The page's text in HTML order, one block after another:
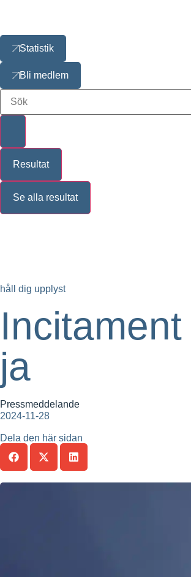
Statistik
Bli medlem
Resultat
Se alla resultat
håll dig upplyst
ja
Pressmeddelande
2024-11-28
Dela den här sidan